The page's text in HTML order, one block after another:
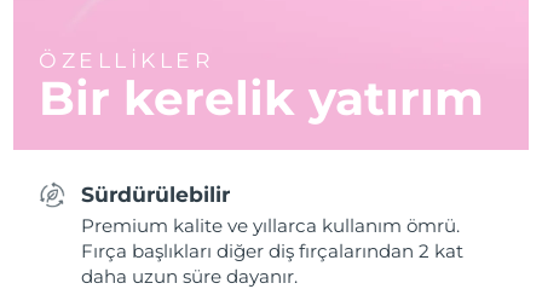
ÖZELLİKLER
Bir kerelik yatırım
Sürdürülebilir
Premium kalite ve yıllarca kullanım ömrü.
Fırça başlıkları diğer diş fırçalarından 2 kat
daha uzun süre dayanır.